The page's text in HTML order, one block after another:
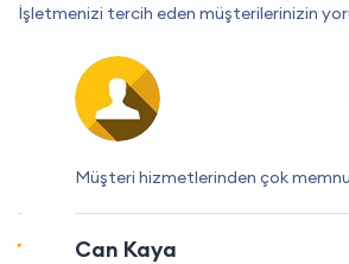
İşletmenizi tercih eden müşterilerinizin
Müşteri hizmetlerinden çok
Can Kaya